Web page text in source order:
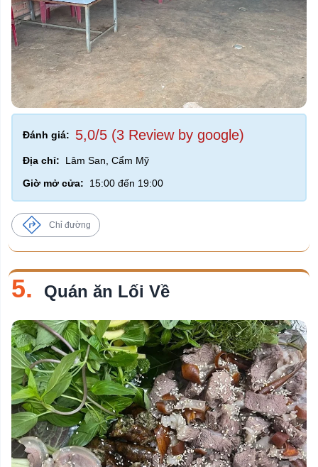
Đánh giá: 5,0/5 (3 Review by google)
Địa chỉ:
Lâm San, Cẩm Mỹ
Giờ mở cửa:
15:00 đến 19:00
Chỉ đường
5. Quán ăn Lối Về